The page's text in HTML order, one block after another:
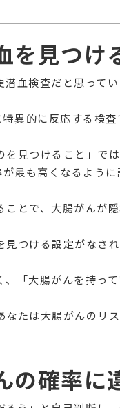
を見つけ
潜血検査だと思っ
異的に反応する検
見つけること」では
最も高くなるよう
とで、 大腸がんが
つける設定がなさ
「大腸がんを持っ
たは大腸がんのリ
の確率に